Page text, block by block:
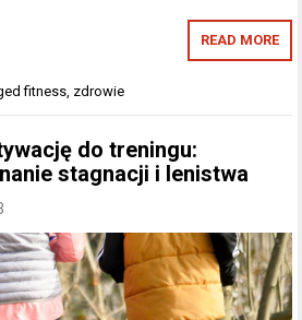
READ MORE
fitness, zdrowie
do treningu:
stagnacji i lenistwa